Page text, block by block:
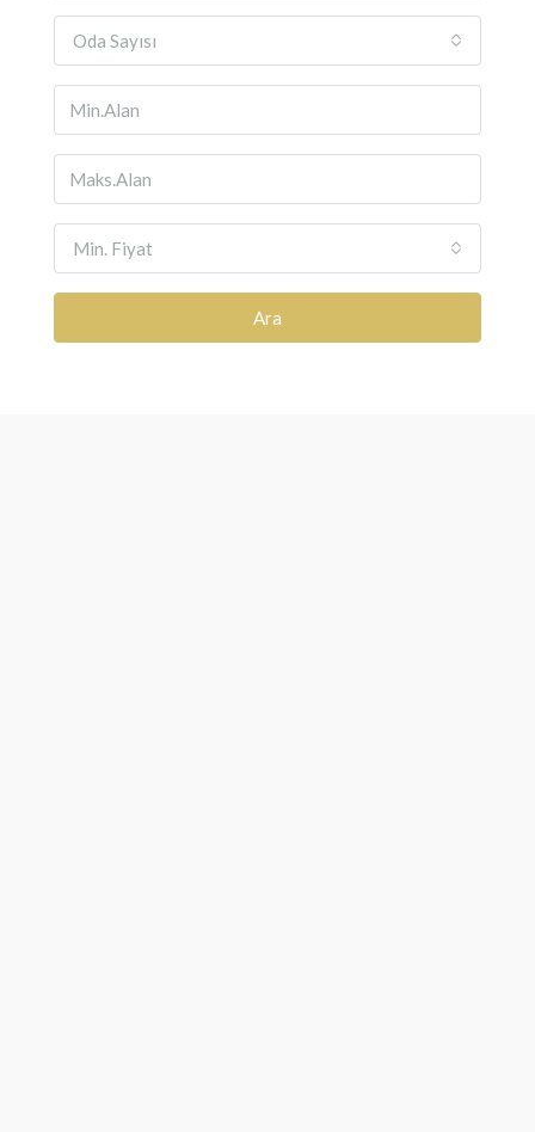
Oda Sayısı
Min. Fiyat
Ara